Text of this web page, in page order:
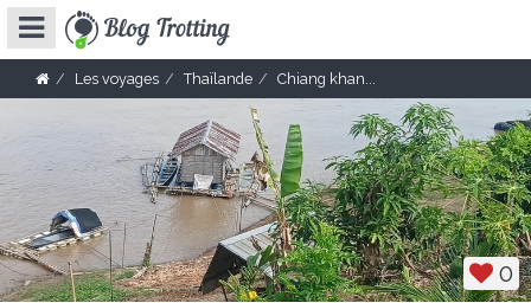
Les voyages Thaïlande Chiang khan...
0